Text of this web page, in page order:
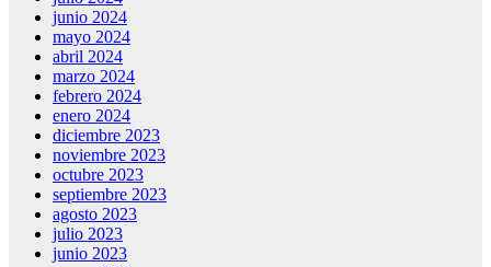
junio 2024
mayo 2024
abril 2024
marzo 2024
febrero 2024
enero 2024
diciembre 2023
noviembre 2023
octubre 2023
septiembre 2023
agosto 2023
julio 2023
junio 2023